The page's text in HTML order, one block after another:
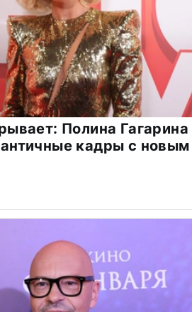
Полина Гагарина
кадры с новым